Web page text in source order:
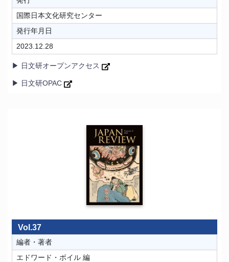
国際日本文化研究センター
発行年月日
2023.12.28
▶ 日文研オープンアクセス
▶ 日文研OPAC
Vol.37
編者・著者
エドワード・ボイル 編